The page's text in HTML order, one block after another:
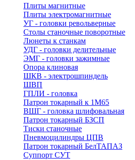
Плиты магнитные
Плиты электромагнитные
УГ - головки револьверные
Столы станочные поворотные
Люнеты к станкам
УДГ - головки делительные
ЭМГ - головки зажимные
Опора клиновая
ШКВ - электрошпиндель
ШВП
ГПЛИ - головка
Патрон токарный к 1М65
ВШГ - головка шлифовальная
Патрон токарный БЗСП
Тиски станочные
Пневмоцилиндры ЦПВ
Патрон токарный БелТАПАЗ
Суппорт СУТ